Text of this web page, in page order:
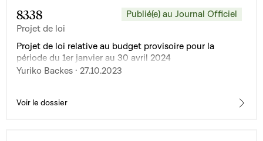
8338
Projet de loi
Publié(e) au Journal Officiel
Projet de loi relative au budget provisoire pour la
période du 1er janvier au 30 avril 2024
Yuriko Backes · 27.10.2023
Voir le dossier